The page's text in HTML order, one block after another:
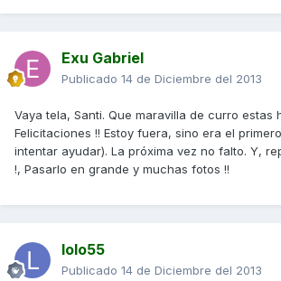
Exu Gabriel
Publicado 14 de Diciembre del 2013
Vaya tela, Santi. Que maravilla de curro estas
Felicitaciones !! Estoy fuera, sino era el
intentar ayudar). La próxima vez no falto. Y,
!, Pasarlo en grande y muchas fotos !!
lolo55
Publicado 14 de Diciembre del 2013